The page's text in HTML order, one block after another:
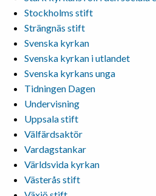
Stockholms stift
Strängnäs stift
Svenska kyrkan
Svenska kyrkan i utlandet
Svenska kyrkans unga
Tidningen Dagen
Undervisning
Uppsala stift
Välfärdsaktör
Vardagstankar
Världsvida kyrkan
Västerås stift